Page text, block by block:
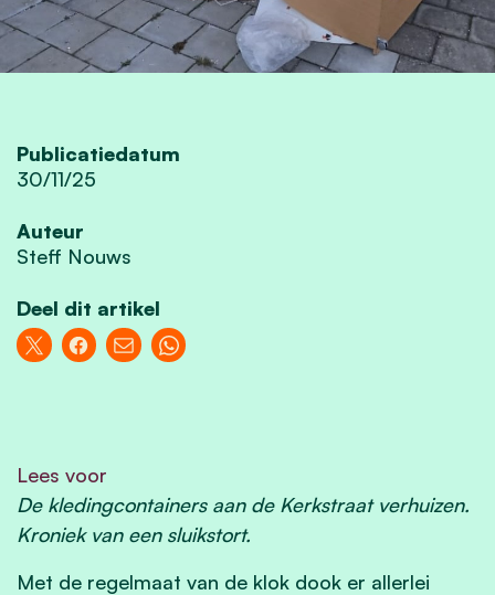
Publicatiedatum
30/11/25
Auteur
Steff Nouws
Deel dit artikel
Lees voor
De kledingcontainers aan de Kerkstraat verhuizen.
Kroniek van een sluikstort.
Met de regelmaat van de klok dook er allerlei